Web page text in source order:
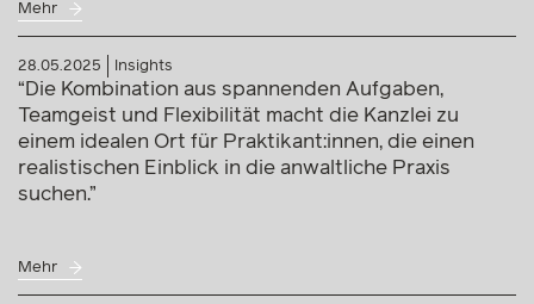
Mehr
28.05.2025 Insights
“Die Kombination aus spannenden Aufgaben,
Teamgeist und Flexibilität macht die Kanzlei zu
einem idealen Ort für Praktikant:innen, die einen
realistischen Einblick in die anwaltliche Praxis
suchen.”
Mehr